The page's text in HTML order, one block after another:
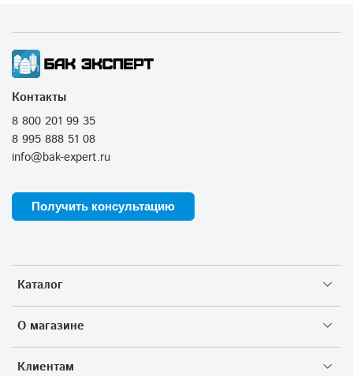
Каталог
О магазине
Клиентам
Контакты
8 800 201 99 35
8 995 888 51 08
info@bak-expert.ru
Получить консультацию